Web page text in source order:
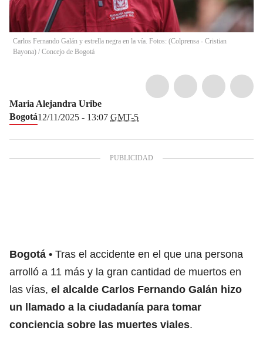
Carlos Fernando Galán y estrella negra en la vía. Fotos: (Colprensa - Cristian
Bayona) / Concejo de Bogotá
Maria Alejandra Uribe
Bogotá12/11/2025 - 13:07 GMT-5
Bogotá
Tras el accidente en el que una persona
arrolló a 11 más y la gran cantidad de muertos en
las vías, el alcalde Carlos Fernando Galán hizo
un llamado a la ciudadanía para tomar
conciencia sobre las muertes viales.